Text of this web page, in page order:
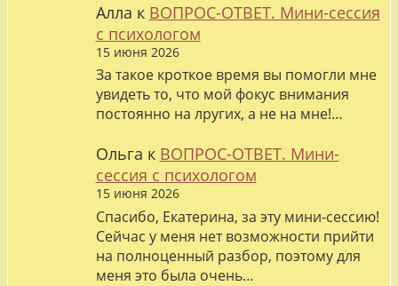
Алла к ВОПРОС-ОТВЕТ. Мини-сессия
с психологом
15 июня 2026
За такое кроткое время вы помогли мне
увидеть то, что мой фокус внимания
постоянно на лругих, а не на мне!…
Ольга к ВОПРОС-ОТВЕТ. Мини-
сессия с психологом
15 июня 2026
Спасибо, Екатерина, за эту мини-сессию!
Сейчас у меня нет возможности прийти
на полноценный разбор, поэтому для
меня это была очень…